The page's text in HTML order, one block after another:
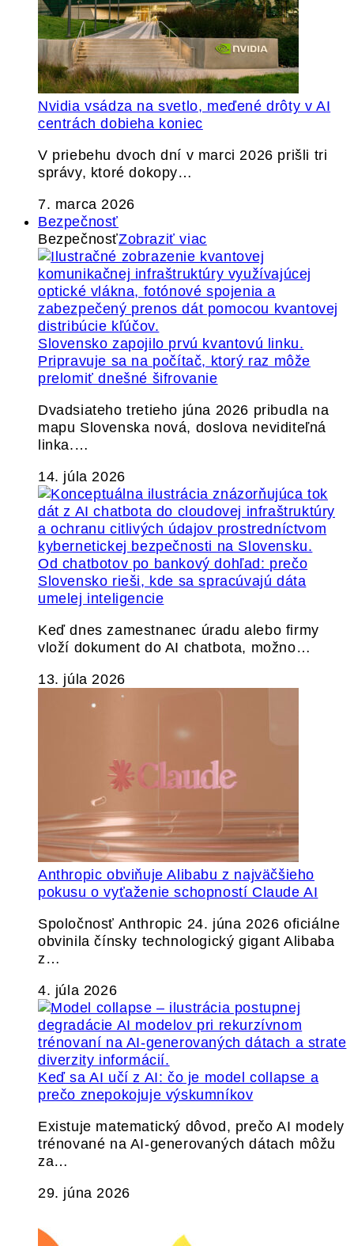
Nvidia vsádza na svetlo, meďené drôty v AI
centrách dobieha koniec
V priebehu dvoch dní v marci 2026 prišli tri
správy, ktoré dokopy…
7. marca 2026
Bezpečnosť
BezpečnosťZobraziť viac
Slovensko zapojilo prvú kvantovú linku.
Pripravuje sa na počítač, ktorý raz môže
prelomiť dnešné šifrovanie
Dvadsiateho tretieho júna 2026 pribudla na
mapu Slovenska nová, doslova neviditeľná
linka.…
14. júla 2026
Od chatbotov po bankový dohľad: prečo
Slovensko rieši, kde sa spracúvajú dáta
umelej inteligencie
Keď dnes zamestnanec úradu alebo firmy
vloží dokument do AI chatbota, možno…
13. júla 2026
Anthropic obviňuje Alibabu z najväčšieho
pokusu o vyťaženie schopností Claude AI
Spoločnosť Anthropic 24. júna 2026 oficiálne
obvinila čínsky technologický gigant Alibaba
z…
4. júla 2026
Keď sa AI učí z AI: čo je model collapse a
prečo znepokojuje výskumníkov
Existuje matematický dôvod, prečo AI modely
trénované na AI-generovaných dátach môžu
za…
29. júna 2026